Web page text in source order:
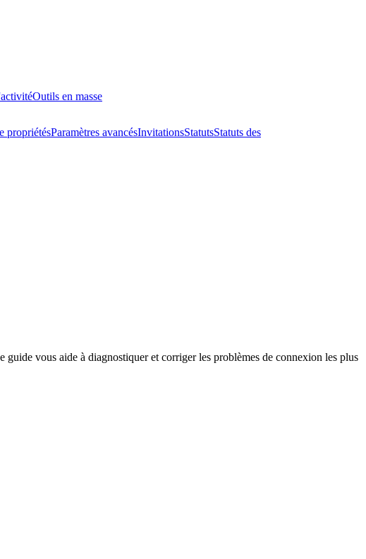
Outils en masse
propriétésParamètres avancésInvitationsStatutsStatuts des
vous aide à diagnostiquer et corriger les problèmes de connexion les plus